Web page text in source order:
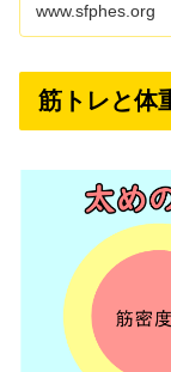
www.sfphes.org
筋トレと体